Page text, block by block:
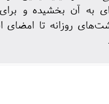
به آن بخشیده و برای
روزانه تا امضای